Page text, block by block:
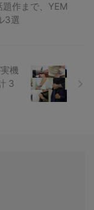
作まで、YEM
3選
機
3